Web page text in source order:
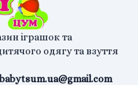
іграшок та
одягу та взуття
babytsum.ua@gmail.com